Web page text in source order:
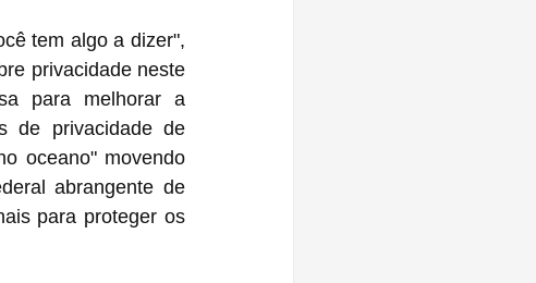
tem algo a dizer",
privacidade neste
para melhorar a
de privacidade de
oceano" movendo
abrangente de
para proteger os